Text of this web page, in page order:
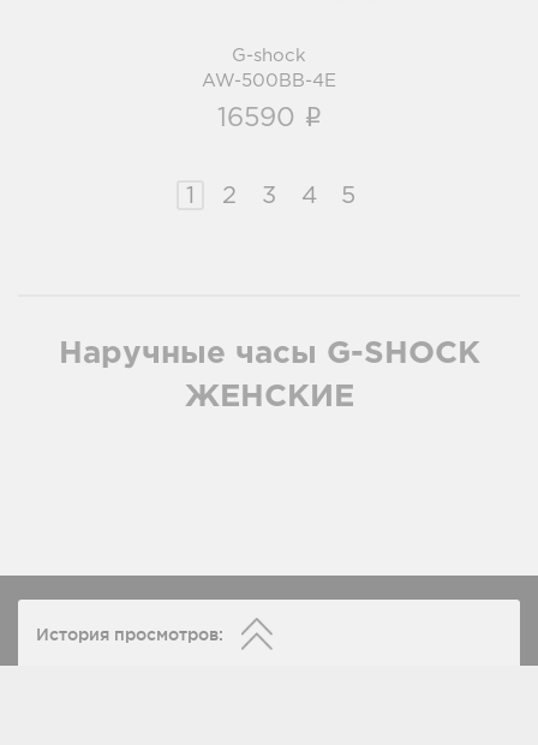
G-shock
AW-500BB-4E
16590 i
1 2 3 4 5
Наручные часы G-SHOCK
ЖЕНСКИЕ
История просмотров: